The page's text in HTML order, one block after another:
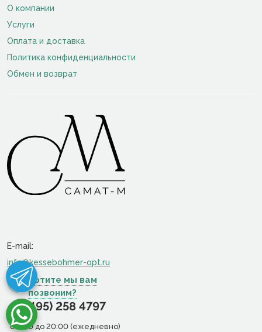
О компании
Услуги
Оплата и доставка
Политика конфиденциальности
Обмен и возврат
E-mail:
info@kessebohmer-opt.ru
Хотите мы вам
позвоним?
+7 (495) 258 4797
c 9:00 до 20:00 (ежедневно)